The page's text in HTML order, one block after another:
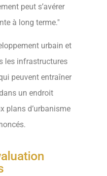
peut s’avérer
à long terme.
urbain et
les infrastructures
peuvent entraîner
un endroit
plans d’urbanisme